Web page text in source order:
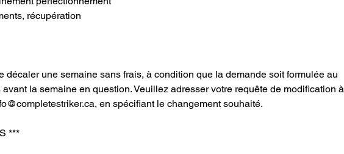
récupération
décaler une semaine sans frais, à condition que la demande soit formulée au
la semaine en question. Veuillez adresser votre requête de modification à
en spécifiant le changement souhaité.
***